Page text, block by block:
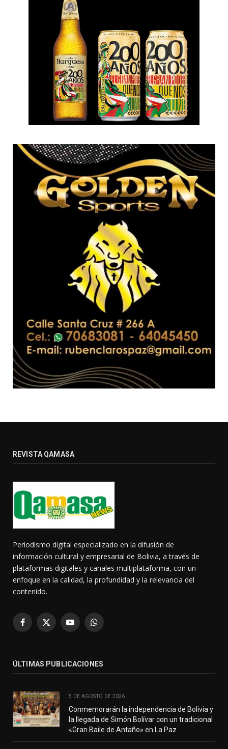
REVISTA QAMASA
Periodismo digital especializado en la difusión de
información cultural y empresarial de Bolivia, a través de
plataformas digitales y canales multiplataforma, con un
enfoque en la calidad, la profundidad y la relevancia del
contenido.
Facebook
X
YouTubeWhatsApp
ÚLTIMAS PUBLICACIONES
5 DE AGOSTO DE 2026
Conmemorarán la independencia de Bolivia y
la llegada de Simón Bolívar con un tradicional
«Gran Baile de Antaño» en La Paz